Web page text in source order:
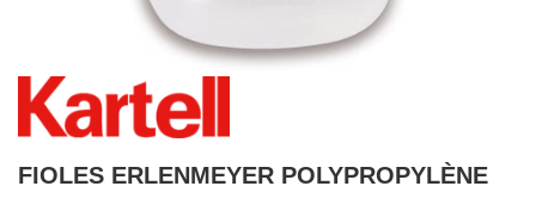
FIOLES ERLENMEYER POLYPROPYLÈNE